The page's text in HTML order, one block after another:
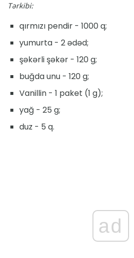
Tərkibi:
qırmızı pendir - 1000 q;
yumurta - 2 ədəd;
şəkərli şəkər - 120 g;
buğda unu - 120 g;
Vanillin - 1 paket (1 g);
yağ - 25 g;
duz - 5 q.
ad